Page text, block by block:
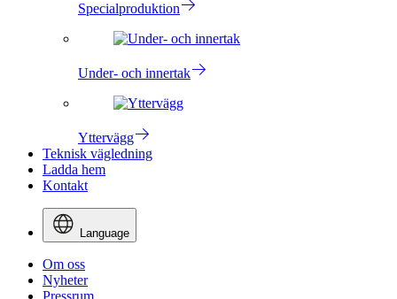
Specialproduktion
Under- och innertak
Yttervägg
Teknisk vägledning
Ladda hem
Kontakt
Language
Om oss
Nyheter
Pressrum